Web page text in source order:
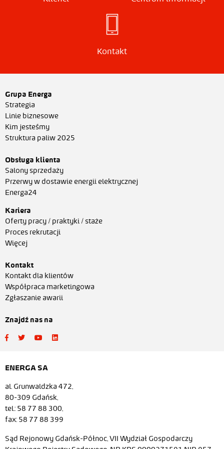
Kontakt
Grupa Energa
Strategia
Linie biznesowe
Kim jesteśmy
Struktura paliw 2025
Obsługa klienta
Salony sprzedaży
Przerwy w dostawie energii elektrycznej
Energa24
Kariera
Oferty pracy / praktyki / staże
Proces rekrutacji
Więcej
Kontakt
Kontakt dla klientów
Współpraca marketingowa
Zgłaszanie awarii
Znajdź nas na
ENERGA SA
al. Grunwaldzka 472,
80-309 Gdańsk,
tel.: 58 77 88 300,
fax: 58 77 88 399
Sąd Rejonowy Gdańsk-Północ, VII Wydział Gospodarczy